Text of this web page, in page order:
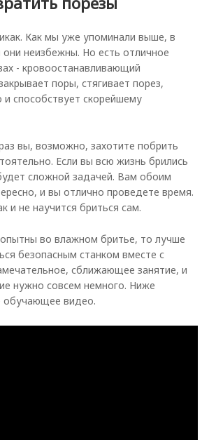
Как мы уже упоминали выше, в
они неизбежны. Но есть отличное
- кровоостанавливающий
поры, стягивает порез,
и способствует скорейшему
вы, возможно, захотите побрить
Если вы всю жизнь брились
сложной задачей. Вам обоим
и вы отлично проведете время.
и не научится бриться сам.
во влажном бритье, то лучше
безопасным станком вместе с
сближающее занятие, и
нужно совсем немного. Ниже
видео.